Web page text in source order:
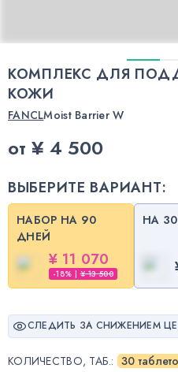
КОМПЛЕКС ДЛЯ
КОЖИ
FANCLMoist Barrier W
от ¥ 4 500
ВЫБЕРИТЕ ВАРИАНТ:
НАБОР НА 90
ДНЕЙ
¥ 11 070
-18% |¥ 13 500
НА
СЛЕДИТЬ ЗА СНИЖЕНИЕМ
КОЛИЧЕСТВО, ТАБ.: 30